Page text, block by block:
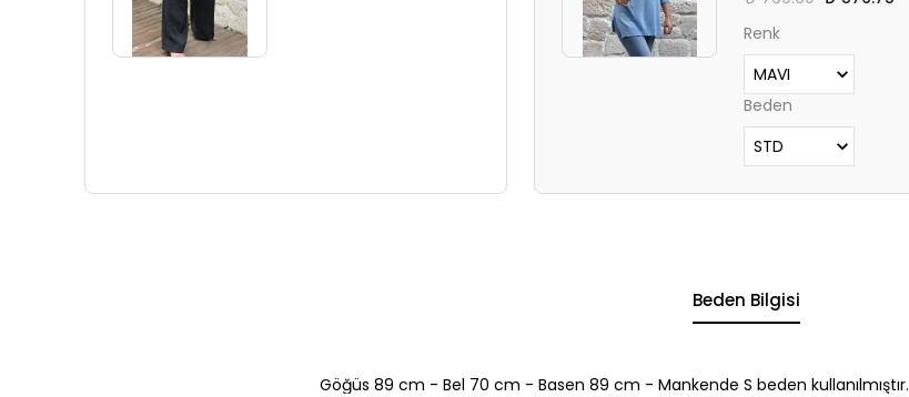
Renk
Beden
Beden Bilgisi
Göğüs 89 cm - Bel 70 cm - Basen 89 cm - Mankende S beden kullanılmıştır.